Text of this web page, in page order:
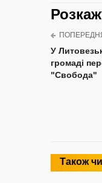
У
громаді
"Свобода"
Також